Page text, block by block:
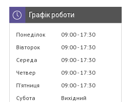
Графік роботи
Понеділок 09:00 17:30
Вівторок
09:00 17:30
Середа
09:00 17:30
Четвер
09:00 17:30
Пʼятниця
09:00 17:30
Субота
Вихідний